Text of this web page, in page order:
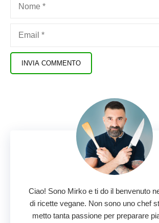
Ciao! Sono Mirko e ti do il benvenuto
di ricette vegane. Non sono uno chef
metto tanta passione per preparare